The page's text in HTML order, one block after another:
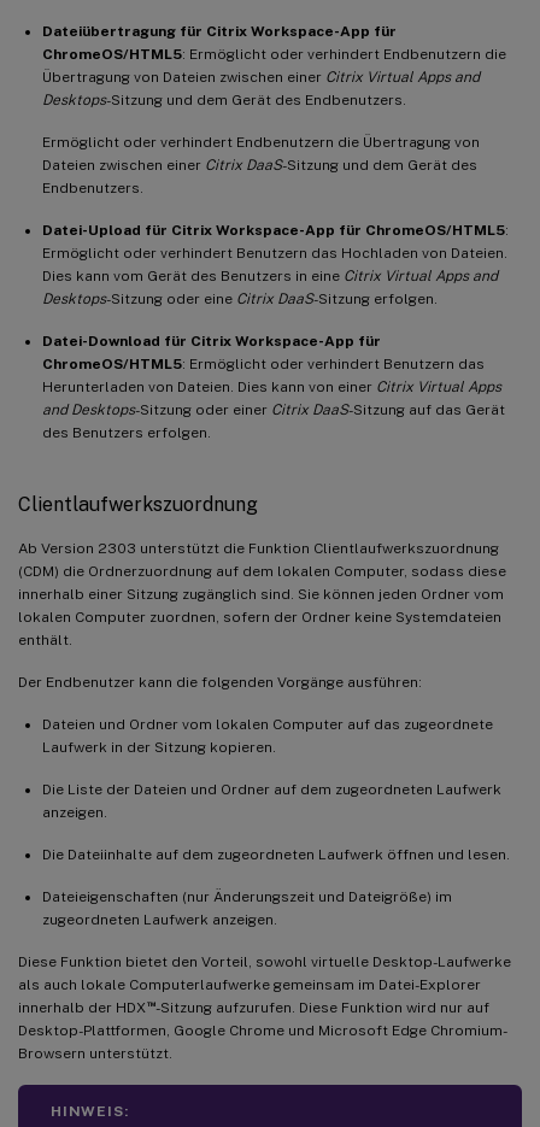
Dateiübertragung für Citrix Workspace-App für
ChromeOS/HTML5: Ermöglicht oder verhindert Endbenutzern die
Übertragung von Dateien zwischen einer Citrix Virtual Apps and
Desktops-Sitzung und dem Gerät des Endbenutzers.
Ermöglicht oder verhindert Endbenutzern die Übertragung von
Dateien zwischen einer Citrix DaaS-Sitzung und dem Gerät des
Endbenutzers.
Datei-Upload für Citrix Workspace-App für ChromeOS/HTML5:
Ermöglicht oder verhindert Benutzern das Hochladen von Dateien.
Dies kann vom Gerät des Benutzers in eine Citrix Virtual Apps and
Desktops-Sitzung oder eine Citrix DaaS-Sitzung erfolgen.
Datei-Download für Citrix Workspace-App für
ChromeOS/HTML5: Ermöglicht oder verhindert Benutzern das
Herunterladen von Dateien. Dies kann von einer Citrix Virtual Apps
and Desktops-Sitzung oder einer Citrix DaaS-Sitzung auf das Gerät
des Benutzers erfolgen.
Clientlaufwerkszuordnung
Ab Version 2303 unterstützt die Funktion Clientlaufwerkszuordnung
(CDM) die Ordnerzuordnung auf dem lokalen Computer, sodass diese
innerhalb einer Sitzung zugänglich sind. Sie können jeden Ordner vom
lokalen Computer zuordnen, sofern der Ordner keine Systemdateien
enthält.
Der Endbenutzer kann die folgenden Vorgänge ausführen:
Dateien und Ordner vom lokalen Computer auf das zugeordnete
Laufwerk in der Sitzung kopieren.
Die Liste der Dateien und Ordner auf dem zugeordneten Laufwerk
anzeigen.
Die Dateiinhalte auf dem zugeordneten Laufwerk öffnen und lesen.
Dateieigenschaften (nur Änderungszeit und Dateigröße) im
zugeordneten Laufwerk anzeigen.
Diese Funktion bietet den Vorteil, sowohl virtuelle Desktop-Laufwerke
als auch lokale Computerlaufwerke gemeinsam im Datei-Explorer
innerhalb der HDX ™-Sitzung aufzurufen. Diese Funktion wird nur auf
Desktop-Plattformen, Google Chrome und Microsoft Edge Chromium-
Browsern unterstützt.
HINWEIS: